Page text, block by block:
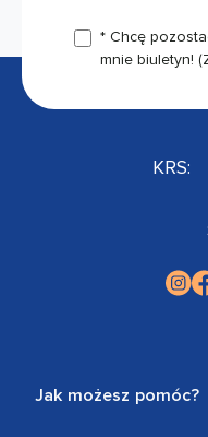
* Chcę
mnie biuletyn!
KRS:
Jak możesz pomóc?